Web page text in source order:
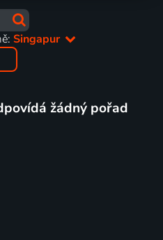
Singapur
žádný pořad